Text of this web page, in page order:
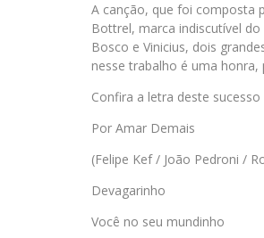
A canção, que foi composta
Bottrel, marca indiscutível
Bosco e Vinicius, dois
nesse trabalho é uma
Confira a letra deste
Por Amar Demais
(Felipe Kef / João Pedroni /
Devagarinho
Você no seu mundinho